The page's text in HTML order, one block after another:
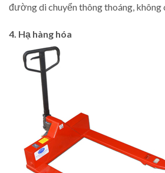
đường di chuyển thông thoáng,
4. Hạ hàng hóa